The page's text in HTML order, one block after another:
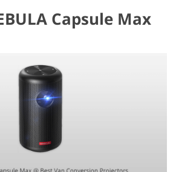
Capsule Max